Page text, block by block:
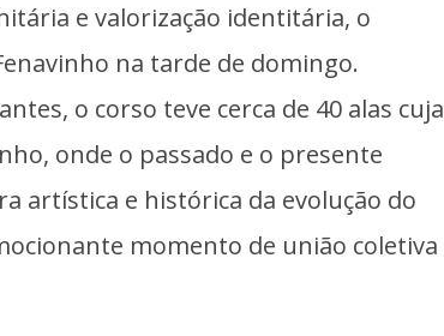
e valorização identitária, o
na tarde de domingo.
o corso teve cerca de 40 alas cuja
onde o passado e o presente
artística e histórica da evolução do
momento de união coletiva